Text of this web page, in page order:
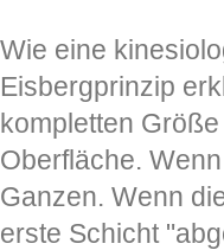
Wie eine
Eisbergprinzip
kompletten
Oberfläche.
Ganzen. Wenn
erste Schicht